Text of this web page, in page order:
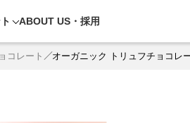
ABOUT US・ 採用
コレート オーガニック トリュフチョコレ